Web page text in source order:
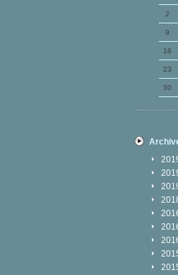
2
9
16
23
30